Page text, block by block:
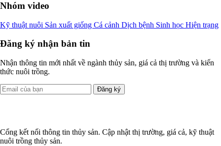
Nhóm video
Kỹ thuật nuôi Sản xuất giống Cá cảnh Dịch bệnh Sinh học Hiện trạng
Đăng ký nhận bản tin
Nhận thông tin mới nhất về ngành thủy sản, giá cả thị trường và kiến
thức nuôi trồng.
Đăng ký
Cổng kết nối thông tin thủy sản. Cập nhật thị trường, giá cả, kỹ thuật
nuôi trồng thủy sản.